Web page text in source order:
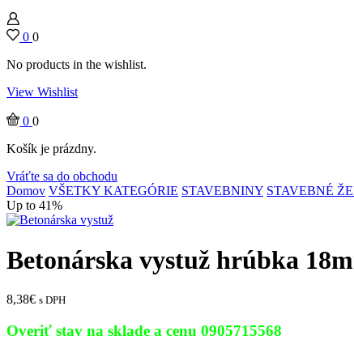
0 0
No products in the wishlist.
View Wishlist
0 0
Košík je prázdny.
Vráťte sa do obchodu
Domov VŠETKY KATEGÓRIE STAVEBNINY STAVEBNÉ
Up to 41%
Betonárska vystuž hrúbka
8,38€ s DPH
Overiť stav na sklade a cenu 0905715568